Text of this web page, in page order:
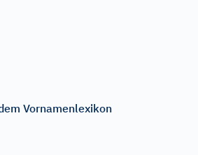
Vornamenlexikon